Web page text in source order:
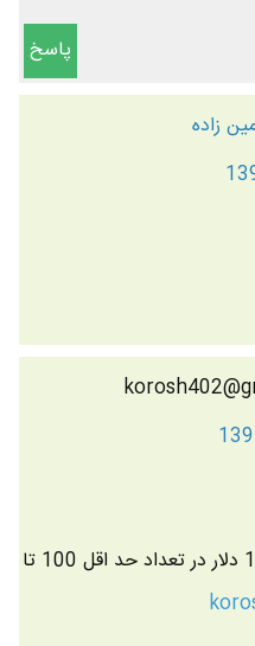
پاسخ
زاده
این دور بین رو میتونم با قیمت 15 دلار در تعداد حد اقل 100 تا